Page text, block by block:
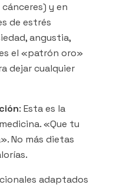
y en
de estrés
angustia,
el «patrón oro»
dejar cualquier
: Esta es la
«Que tu
No más dietas
adaptados